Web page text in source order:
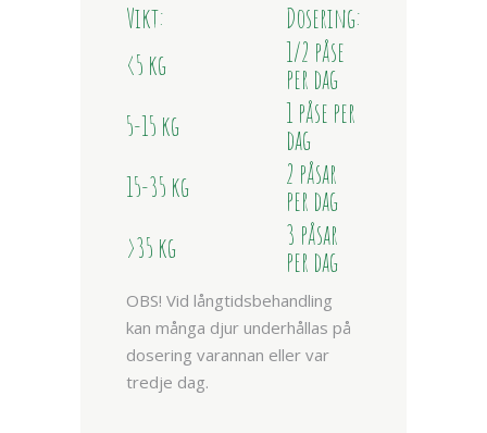
Vikt:
Dosering:
<5 kg
1/2 påse
per dag
5-15 kg
1 påse per
dag
15-35 kg
2 påsar
per dag
>35 kg
3 påsar
per dag
OBS! Vid långtidsbehandling
kan många djur underhållas på
dosering varannan eller var
tredje dag.